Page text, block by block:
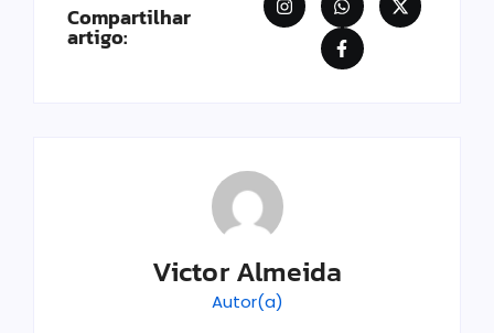
Compartilhar
artigo:
Victor Almeida
Autor(a)